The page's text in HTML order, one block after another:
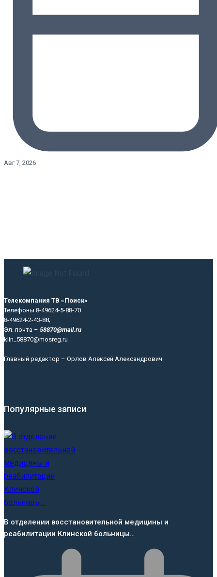
Авг 7, 2026
Телекомпания ТВ «Поиск»
Телефоны 8-49624-5-88-70
8-49624-2-43-88;
Эл. почта – 58870@mail.ru
klin_58870@mosreg.ru
Главный редактор – Орлов Алексей Александрович
Популярные записи
В отделении восстановительной медицины и
реабилитации Клинской больницы…